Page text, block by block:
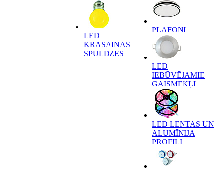
LED
KRĀSAINĀS
SPULDZES
PLAFONI
LED
IEBŪVĒJAMIE
GAISMEKĻI
LED LENTAS UN
ALUMĪNIJA
PROFILI